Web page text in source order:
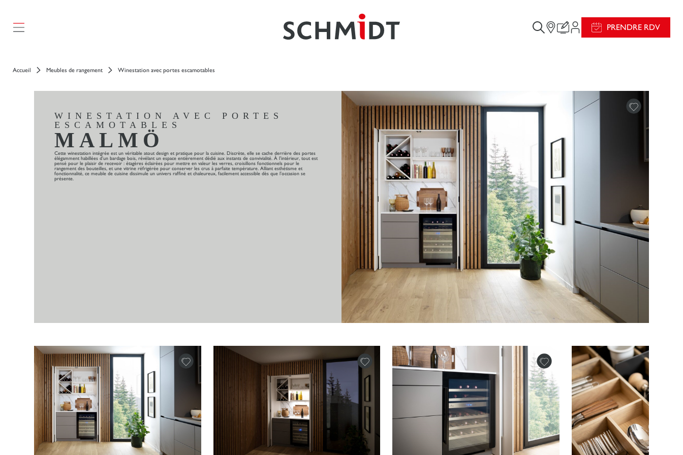
PRENDRE RDV
Accueil Meubles de rangement Winestation avec portes escamotables
WINESTATION AVEC PORTES
ESCAMOTABLES
MALMÖ
Cette winestation intégrée est un véritable atout design et pratique pour la cuisine. Discrète, elle se cache derrière des portes
élégamment habillées d’un bardage bois, révélant un espace entièrement dédié aux instants de convivialité. À l’intérieur, tout est
pensé pour le plaisir de recevoir : étagères éclairées pour mettre en valeur les verres, croisillons fonctionnels pour le
rangement des bouteilles, et une vitrine réfrigérée pour conserver les crus à parfaite température. Alliant esthétisme et
fonctionnalité, ce meuble de cuisine dissimule un univers raffiné et chaleureux, facilement accessible dès que l’occasion se
présente.